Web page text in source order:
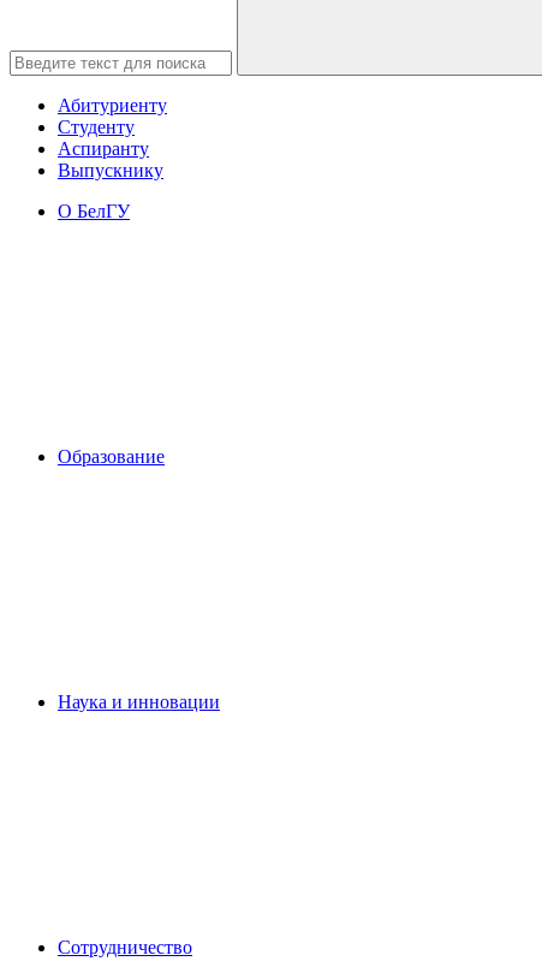
Абитуриенту
Студенту
Аспиранту
Выпускнику
О БелГУ
Образование
Наука и инновации
Сотрудничество